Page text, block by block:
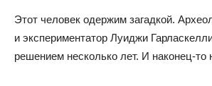
Этот человек одержим загадкой.
и экспериментатор Луиджи
решением несколько лет. И наконец-то